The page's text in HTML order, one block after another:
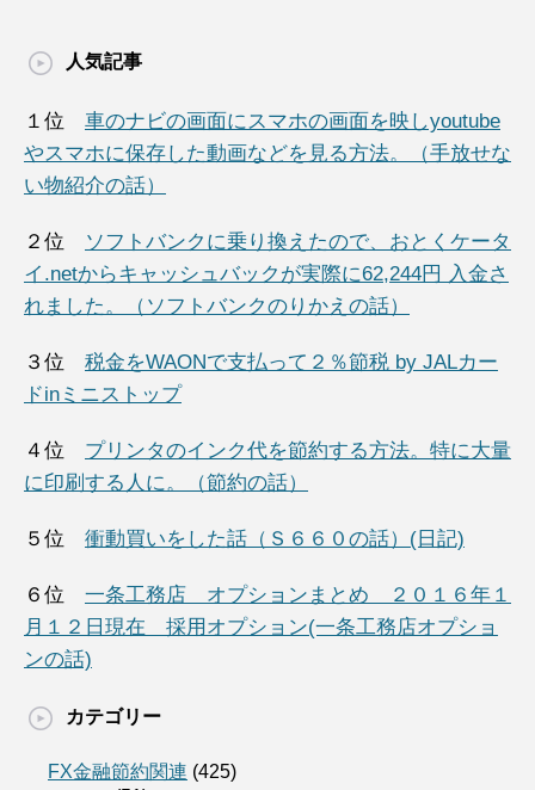
人気記事
１位 車のナビの画面にスマホの画面を映しyoutube
やスマホに保存した動画などを見る方法。（手放せな
い物紹介の話）
２位
ソフトバンクに乗り換えたので、おとくケータ
イ.netからキャッシュバックが実際に62,244円 入金さ
れました。（ソフトバンクのりかえの話）
３位 税金をWAONで支払って２％節税 by JALカー
ドinミニストップ
４位 プリンタのインク代を節約する方法。特に大量
に印刷する人に。（節約の話）
５位 衝動買いをした話（Ｓ６６０の話）(日記)
６位 一条工務店 オプションまとめ ２０１６年１
月１２日現在 採用オプション(一条工務店オプショ
ンの話)
カテゴリー
FX金融節約関連 (425)